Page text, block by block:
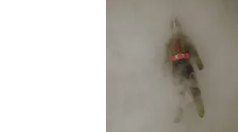
談してみました。如何でしょう。ご笑
す。このシーンの後はDr.緑川によるラ